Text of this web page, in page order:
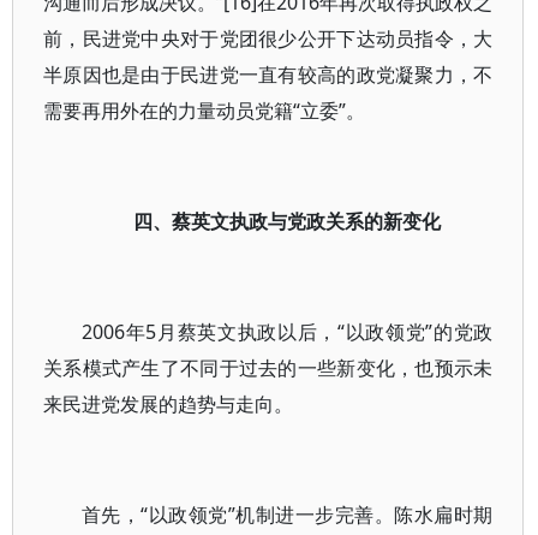
前，民进党中央对于党团很少公开下达动员指令，大
半原因也是由于民进党一直有较高的政党凝聚力，不
需要再用外在的力量动员党籍“立委”。
四、蔡英文执政与党政关系的新变化
2006年5月蔡英文执政以后，“以政领党”的党政
关系模式产生了不同于过去的一些新变化，也预示未
来民进党发展的趋势与走向。
首先，“以政领党”机制进一步完善。陈水扁时期